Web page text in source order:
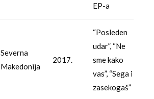
EP-a
Severna
Makedonija
2017.
“Posleden
udar”, “Ne
sme kako
vas”, “Sega i
zasekogaš”